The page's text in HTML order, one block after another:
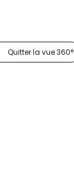
Quitter la vue 360°